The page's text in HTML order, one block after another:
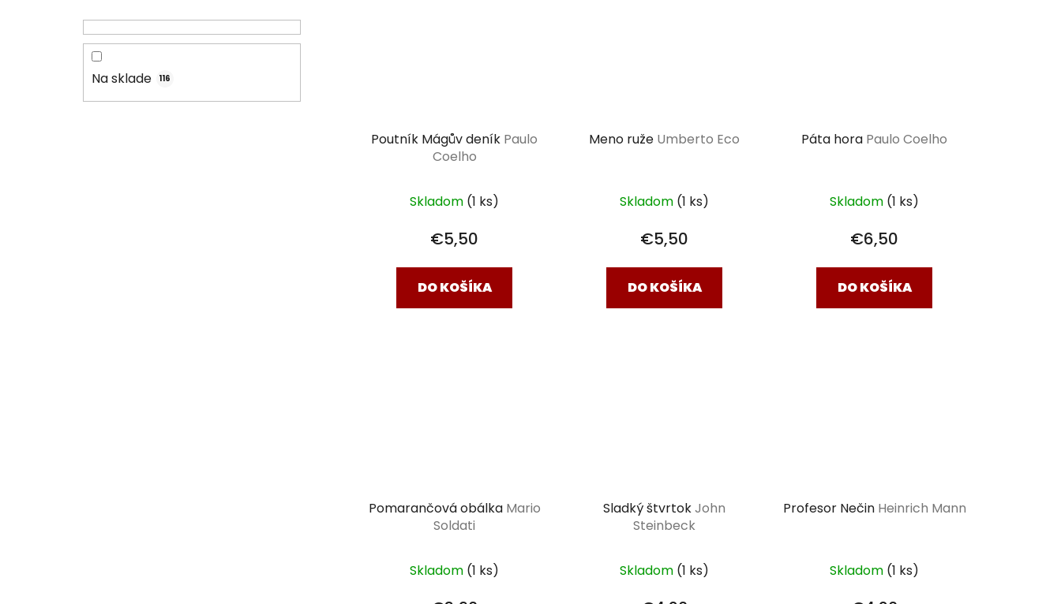
Na sklade 116
Poutník Mágův deník Paulo
Coelho
Skladom (1 ks)
€5,50
DO KOŠÍKA
Meno ruže Umberto Eco
Skladom (1 ks)
€5,50
DO KOŠÍKA
Páta hora Paulo Coelho
Skladom (1 ks)
€6,50
DO KOŠÍKA
Pomarančová obálka Mario
Soldati
Skladom (1 ks)
Sladký štvrtokJohn
Steinbeck
Skladom (1 ks)
Profesor Nečin Heinrich Mann
Skladom (1 ks)